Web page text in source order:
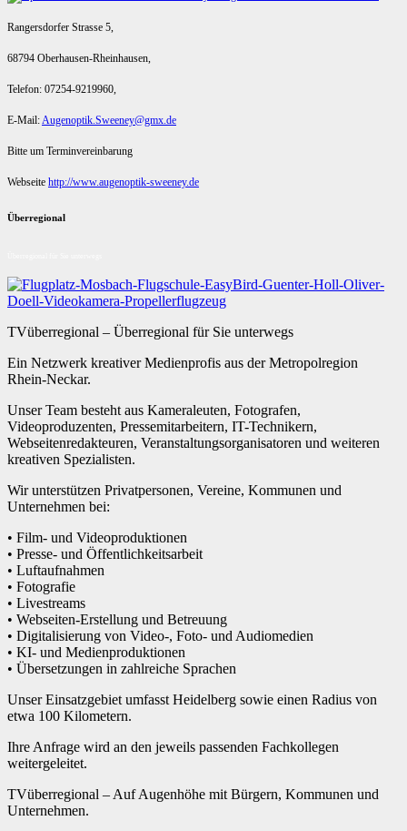
Rangersdorfer Strasse 5,
68794 Oberhausen-Rheinhausen,
Telefon: 07254-9219960,
E-Mail:Augenoptik.Sweeney@gmx.de
Bitte um Terminvereinbarung
Webseite http://www.augenoptik-sweeney.de
Überregional
TVüberregional – Überregional für Sie unterwegs
Ein Netzwerk kreativer Medienprofis aus der Metropolregion
Rhein-Neckar.
Unser Team besteht aus Kameraleuten, Fotografen,
Videoproduzenten, Pressemitarbeitern, IT-Technikern,
Webseitenredakteuren, Veranstaltungsorganisatoren und weiteren
kreativen Spezialisten.
Wir unterstützen Privatpersonen, Vereine, Kommunen und
Unternehmen bei:
• Film- und Videoproduktionen
• Presse- und Öffentlichkeitsarbeit
• Luftaufnahmen
• Fotografie
• Livestreams
• Webseiten-Erstellung und Betreuung
• Digitalisierung von Video-, Foto- und Audiomedien
• KI- und Medienproduktionen
• Übersetzungen in zahlreiche Sprachen
Unser Einsatzgebiet umfasst Heidelberg sowie einen Radius von
etwa 100 Kilometern.
Ihre Anfrage wird an den jeweils passenden Fachkollegen
weitergeleitet.
TVüberregional – Auf Augenhöhe mit Bürgern, Kommunen und
Unternehmen.